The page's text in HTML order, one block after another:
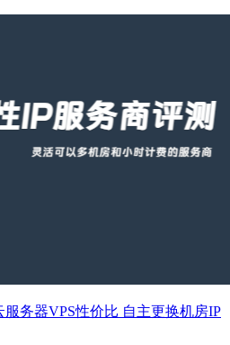
务器VPS性价比 自主更换机房IP